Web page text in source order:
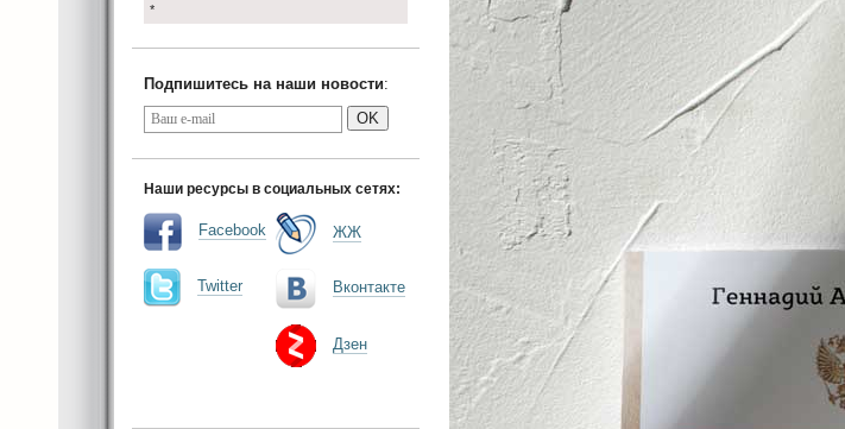
*
Подпишитесь на наши новости:
OK
Наши ресурсы в социальных сетях:
Facebook
Twitter
ЖЖ
Вконтакте
Дзен